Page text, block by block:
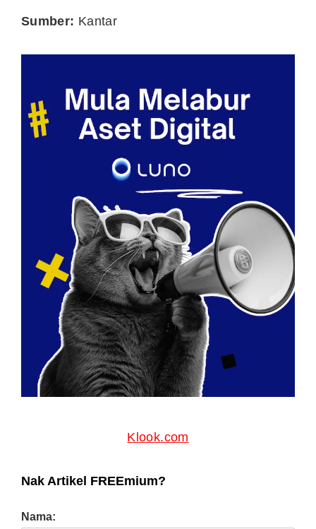
Sumber: Kantar
Klook.com
Nak Artikel FREEmium?
Nama: